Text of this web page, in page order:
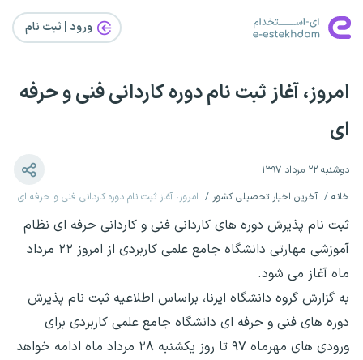
ورود | ثبت‌ نام
امروز، آغاز ثبت نام دوره کاردانی فنی و حرفه
ای
دوشنبه ۲۲ مرداد ۱۳۹۷
خانه
آخرین اخبار تحصیلی کشور امروز، آغاز ثبت نام دوره کاردانی فنی و حرفه ای
ثبت نام پذیرش دوره های کاردانی فنی و کاردانی حرفه ای نظام
آموزشی مهارتی دانشگاه جامع علمی کاربردی از امروز ۲۲ مرداد
ماه آغاز می شود.
به گزارش گروه دانشگاه ایرنا، براساس اطلاعیه ثبت نام پذیرش
دوره های فنی و حرفه ای دانشگاه جامع علمی کاربردی برای
ورودی های مهرماه ۹۷ تا روز یکشنبه ۲۸ مرداد ماه ادامه خواهد